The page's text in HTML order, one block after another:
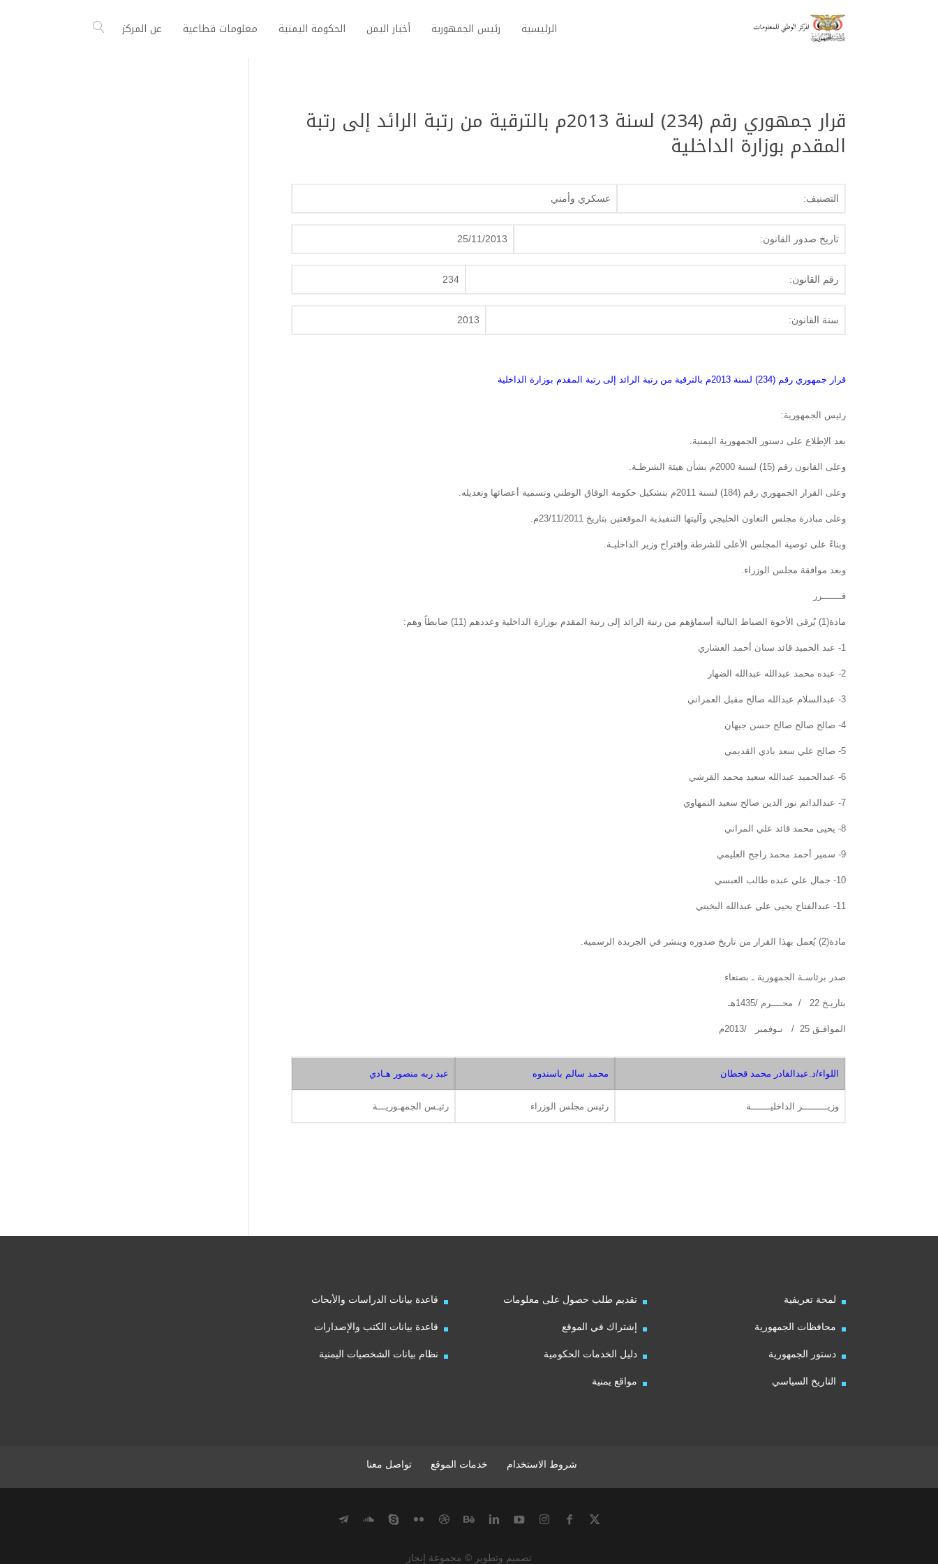
الرئيسية رئيس الجمهورية أخبار اليمن الحكومة اليمنية معلومات قطاعية عن المركز
قرار جمهوري رقم (234) لسنة 2013م بالترقية من رتبة الرائد إلى رتبة
المقدم بوزارة الداخلية
التصنيف: عسكري وأمني
تاريخ صدور القانون: 25/11/2013
رقم القانون: 234
سنة القانون: 2013
قرار جمهوري رقم (234) لسنة 2013م بالترقية من رتبة الرائد إلى رتبة المقدم بوزارة الداخلية
رئيس الجمهورية:
بعد الإطلاع على دستور الجمهورية اليمنية.
وعلى القانون رقم (15) لسنة 2000م بشأن هيئة الشرطـة.
وعلى القرار الجمهوري رقم (184) لسنة 2011م بتشكيل حكومة الوفاق الوطني وتسمية أعضائها وتعديله.
وعلى مبادرة مجلس التعاون الخليجي وآليتها التنفيذية الموقعتين بتاريخ 23/11/2011م.
وبناءً على توصية المجلس الأعلى للشرطة وإقتراح وزير الداخليـة.
وبعد موافقة مجلس الوزراء.
قـــــــرر
مادة(1) يُرقى الأخوة الضباط التالية أسماؤهم من رتبة الرائد إلى رتبة المقدم بوزارة الداخلية وعددهم (11) ضابطاً وهم:
1- عبد الحميد قائد سنان أحمد العشاري
2- عبده محمد عبدالله عبدالله الضهار
3- عبدالسلام عبدالله صالح مقبل العمراني
4- صالح صالح صالح حسن جبهان
5- صالح علي سعد بادي القديمي
6- عبدالحميد عبدالله سعيد محمد القرشي
7- عبدالدائم نور الدين صالح سعيد النمهاوي
8- يحيى محمد قائد علي المراني
9- سمير أحمد محمد راجح العليمي
10- جمال علي عبده طالب العبسي
11- عبدالفتاح يحيى علي عبدالله البخيتي
مادة(2) يُعمل بهذا القرار من تاريخ صدوره وينشر في الجريدة الرسمية.
صدر برئاسـة الجمهورية ـ بصنعاء
بتاريـخ 22 / محــــرم /1435هـ
الموافـق 25 / نـوفمبر /2013م
اللواء/د.عبدالقادر محمد قحطان محمد سالم باسندوه عبد ربه منصور هـادي
وزيـــــــــر الداخليـــــــة رئيس مجلس الوزراء رئيـس الجمهـوريـــة
لمحة تعريفية
محافظات الجمهورية
دستور الجمهورية
التاريخ السياسي
تقديم طلب حصول على معلومات
إشتراك في الموقع
دليل الخدمات الحكومية
مواقع يمنية
قاعدة بيانات الدراسات والأبحاث
قاعدة بيانات الكتب والإصدارات
نظام بيانات الشخصيات اليمنية
شروط الاستخدام خدمات الموقع تواصل معنا
تصميم وتطوير © مجموعة إنجاز